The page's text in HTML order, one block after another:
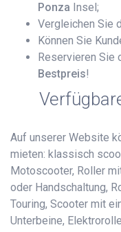
Ponza Insel;
Vergleichen Sie
Können Sie
Reservieren Sie
Bestpreis!
Auf unserer Website
mieten: klassisch
Motoscooter, Roller
oder Handschaltung,
Touring, Scooter mit
Unterbeine,